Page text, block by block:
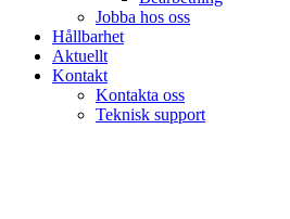
Jobba hos oss
Hållbarhet
Aktuellt
Kontakt
Kontakta oss
Teknisk support